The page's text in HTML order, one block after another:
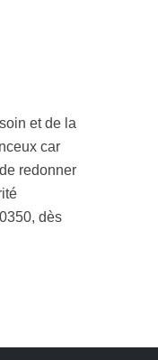
et de la
car
redonner
dès